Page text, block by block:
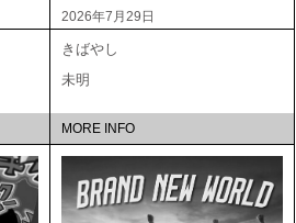
2026年7月29日
きばやし
未明
MORE INFO